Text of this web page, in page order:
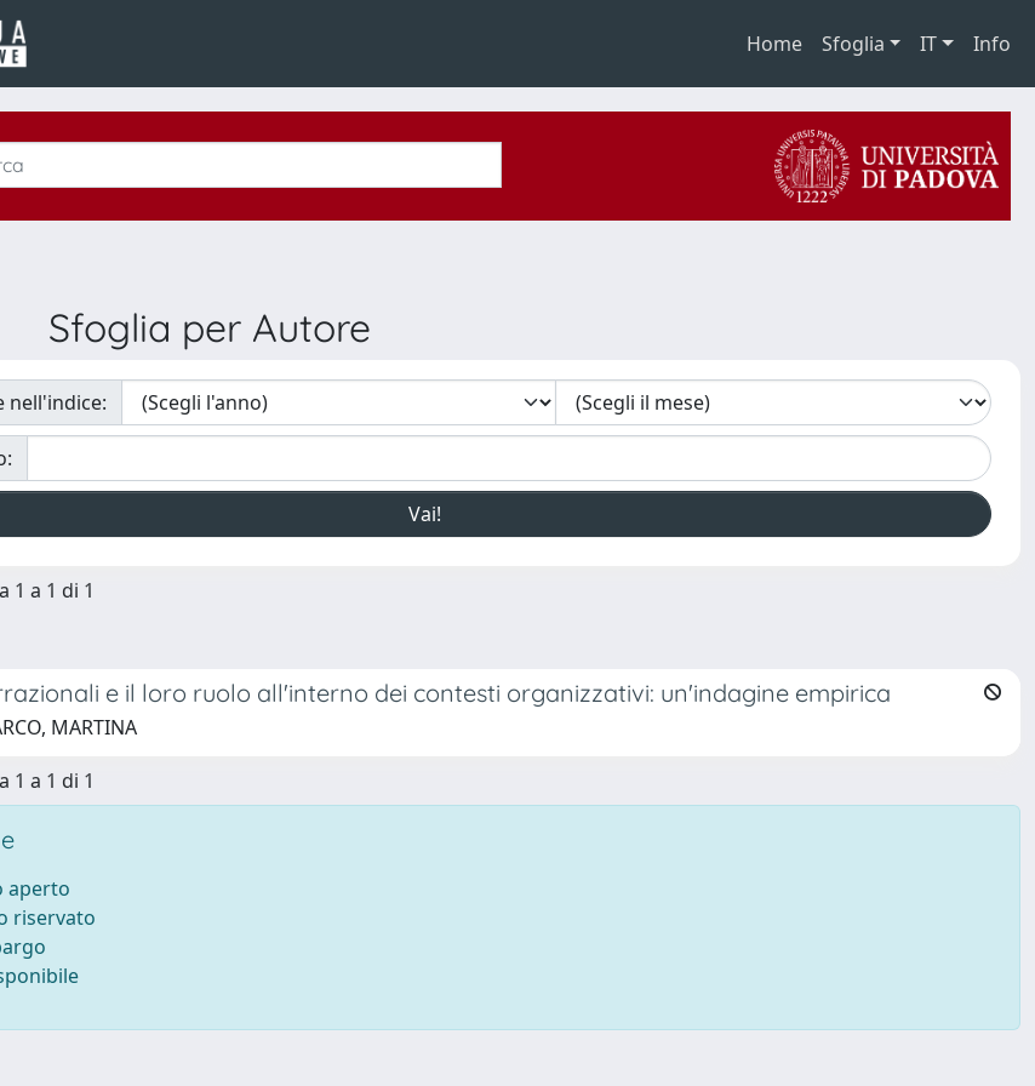
Home Sfoglia IT Info
Sfoglia per Autore
nell'indice:
1 a 1 di 1
e il loro ruolo all'interno dei contesti organizzativi: un'indagine empirica
MARTINA
1 a 1 di 1
aperto
riservato